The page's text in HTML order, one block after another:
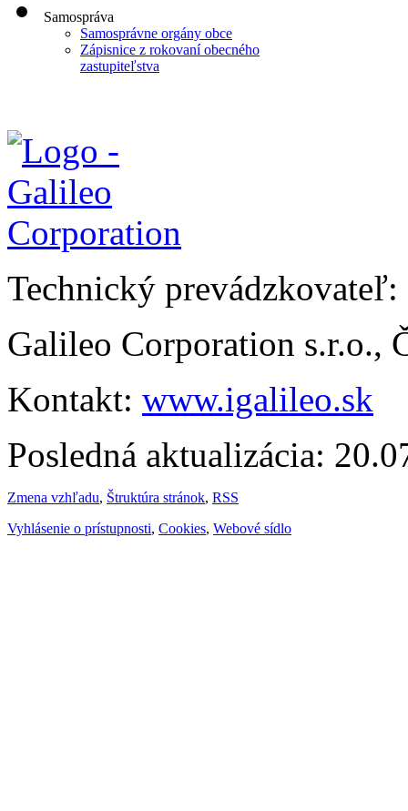
Samospráva
Samosprávne orgány obce
Zápisnice z rokovaní obecného
zastupiteľstva
Technický prevádzkovateľ:
Galileo Corporation s.r.o.,
Kontakt: www.igalileo.sk
Posledná aktualizácia:
Zmena vzhľadu, Štruktúra stránok, RSS
Vyhlásenie o prístupnosti, Cookies, Webové sídlo